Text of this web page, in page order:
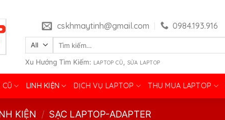
cskhmaytinh@gmail.com 0984.193.916
Tìm
Xu Hướng Tìm Kiếm: LAPTOP CŨ, SỬA LAPTOP
LINH KIỆN DỊCH VỤ LAPTOP THU MUA LAPTOP
KIỆN / SẠC LAPTOP-ADAPTER